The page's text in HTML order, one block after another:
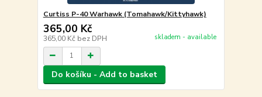
Curtiss P-40 Warhawk (Tomahawk/Kittyhawk)
365,00 Kč
365,00 Kč bez DPH skladem - available
Do košíku - Add to basket